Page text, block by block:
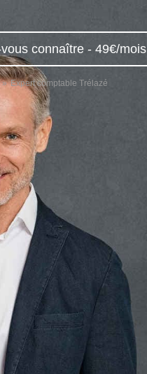
connaître - 49€/mois
Expert comptable Trélazé